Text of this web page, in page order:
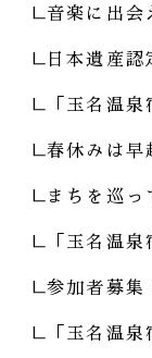
音楽に出会
日本遺産認
「玉名温泉
春休みは早
まちを巡っ
「玉名温泉
参加者募集
「玉名温泉